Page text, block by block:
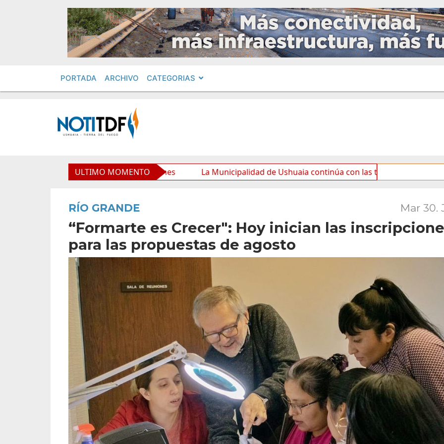
PORTADA ARCHIVO CATEGORIAS
ULTIMO MOMENTO
y mejora sus prestaciones La Municipalidad de Ushuaia continúa con las tareas de mantenimiento y
RÍO GRANDE Mar 30.
“Formarte es Crecer": Hoy inician las
para las propuestas de agosto